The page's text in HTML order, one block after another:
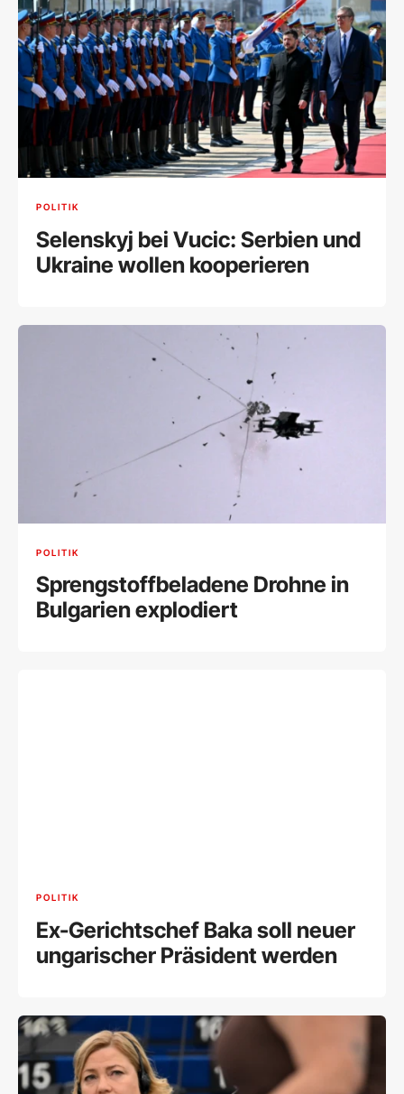
POLITIK
Selenskyj bei Vucic: Serbien und
Ukraine wollen kooperieren
POLITIK
Sprengstoffbeladene Drohne in
Bulgarien explodiert
POLITIK
Ex-Gerichtschef Baka soll neuer
ungarischer Präsident werden